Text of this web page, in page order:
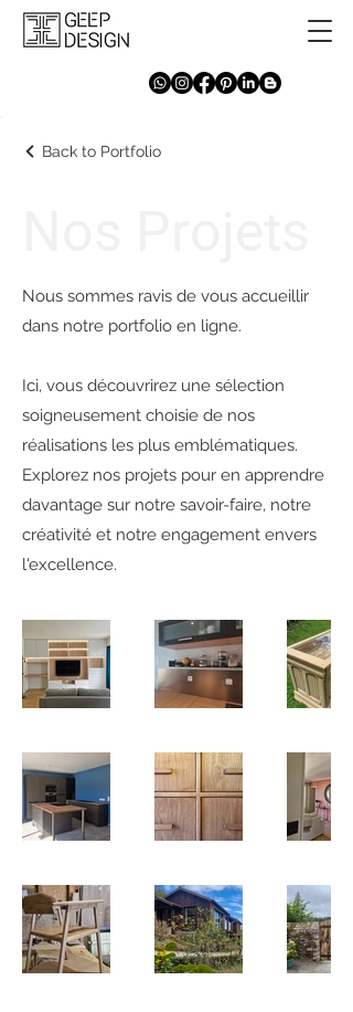
Back to Portfolio
Nous sommes ravis de vous accueillir
dans notre portfolio en ligne.
Ici, vous découvrirez une sélection
soigneusement choisie de nos
réalisations les plus emblématiques.
Explorez nos projets pour en apprendre
davantage sur notre savoir-faire, notre
créativité et notre engagement envers
l'excellence.